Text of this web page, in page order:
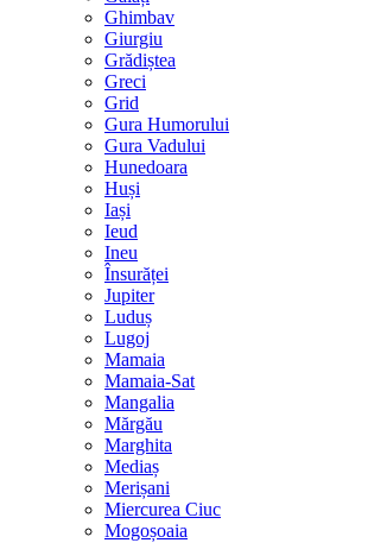
Ghimbav
Giurgiu
Grădiștea
Greci
Grid
Gura Humorului
Gura Vadului
Hunedoara
Huși
Iași
Ieud
Ineu
Însurăței
Jupiter
Luduș
Lugoj
Mamaia
Mamaia-Sat
Mangalia
Mărgău
Marghita
Mediaș
Merișani
Miercurea Ciuc
Mogoșoaia